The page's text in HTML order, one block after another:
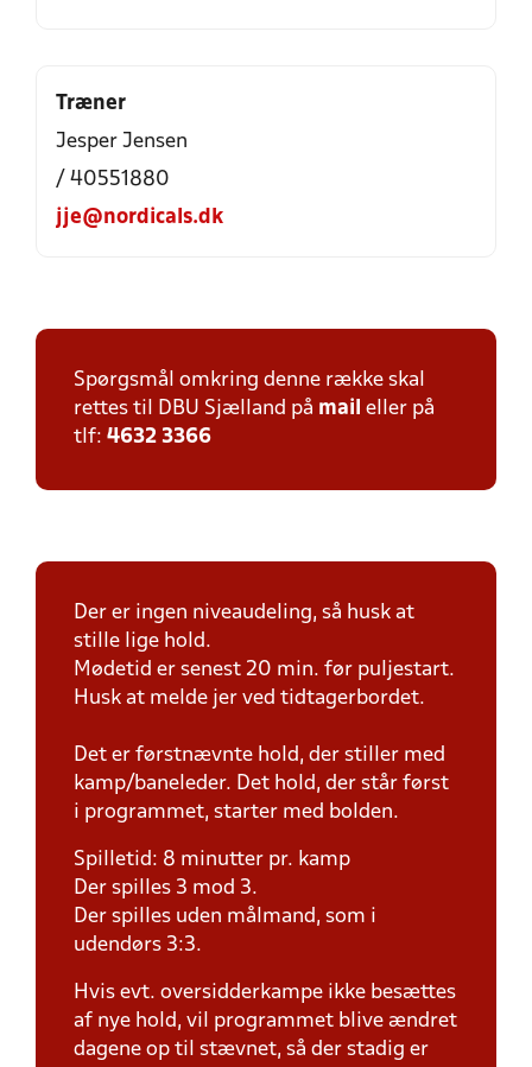
Træner
Jesper Jensen
/ 40551880
jje@nordicals.dk
Spørgsmål omkring denne række skal
rettes til DBU Sjælland på mail eller på
tlf: 4632 3366
Der er ingen niveaudeling, så husk at
stille lige hold.
Mødetid er senest 20 min. før puljestart.
Husk at melde jer ved tidtagerbordet.
Det er førstnævnte hold, der stiller med
kamp/baneleder. Det hold, der står først
i programmet, starter med bolden.
Spilletid: 8 minutter pr. kamp
Der spilles 3 mod 3.
Der spilles uden målmand, som i
udendørs 3:3.
Hvis evt. oversidderkampe ikke besættes
af nye hold, vil programmet blive ændret
dagene op til stævnet, så der stadig er